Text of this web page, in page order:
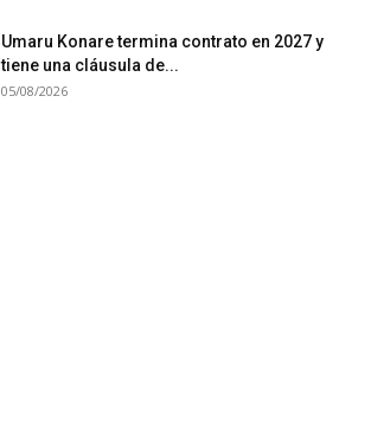
Umaru Konare termina contrato en 2027 y
tiene una cláusula de...
05/08/2026